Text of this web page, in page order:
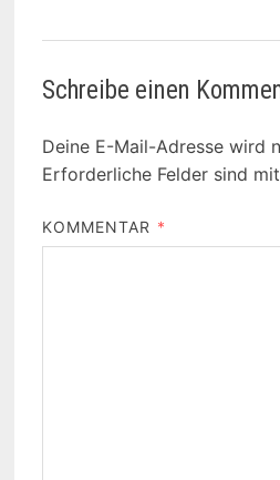
Schreibe einen
Deine E-Mail-Adresse wird
Erforderliche Felder sind mit
KOMMENTAR *